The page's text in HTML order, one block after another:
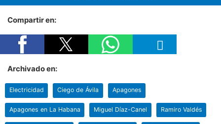
Compartir en:
Archivado en:
Electricidad Ciego de Ávila Apagones
Apagones en La Habana Miguel Díaz-Canel Ramiro Valdés